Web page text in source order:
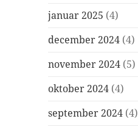
januar 2025 (4)
december 2024 (4)
november 2024 (5)
oktober 2024 (4)
september 2024 (4)